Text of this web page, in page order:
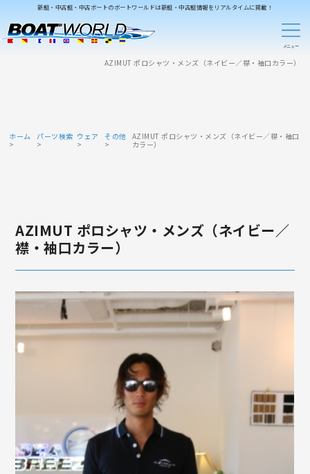
新艇・中古艇・中古ボートのボートワールドは新艇・中古艇情報をリアルタイムに掲載！
AZIMUT ポロシャツ・メンズ（ネイビー／襟・袖口カラー）
ホーム パーツ検索 ウェア その他 AZIMUT ポロシャツ・メンズ（ネイビー／襟・袖口
カラー）
AZIMUT ポロシャツ・メンズ（ネイビー／
襟・袖口カラー）